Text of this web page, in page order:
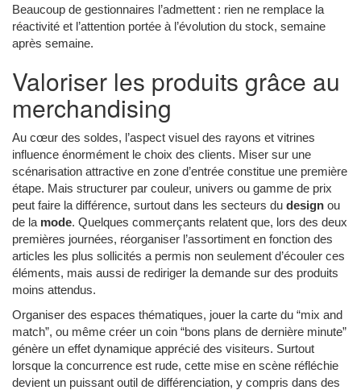
Beaucoup de gestionnaires l’admettent : rien ne remplace la
réactivité et l’attention portée à l’évolution du stock, semaine
après semaine.
Valoriser les produits grâce au
merchandising
Au cœur des soldes, l’aspect visuel des rayons et vitrines
influence énormément le choix des clients. Miser sur une
scénarisation attractive en zone d’entrée constitue une première
étape. Mais structurer par couleur, univers ou gamme de prix
peut faire la différence, surtout dans les secteurs du design ou
de la mode. Quelques commerçants relatent que, lors des deux
premières journées, réorganiser l’assortiment en fonction des
articles les plus sollicités a permis non seulement d’écouler ces
éléments, mais aussi de rediriger la demande sur des produits
moins attendus.
Organiser des espaces thématiques, jouer la carte du “mix and
match”, ou même créer un coin “bons plans de dernière minute”
génère un effet dynamique apprécié des visiteurs. Surtout
lorsque la concurrence est rude, cette mise en scène réfléchie
devient un puissant outil de différenciation, y compris dans des